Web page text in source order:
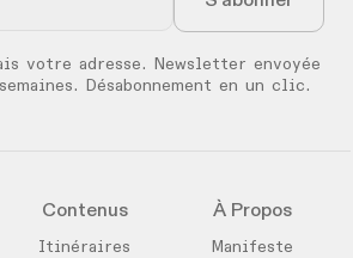
votre adresse. Newsletter envoyée
Désabonnement en un clic.
Contenus
Itinéraires
À Propos
Manifeste